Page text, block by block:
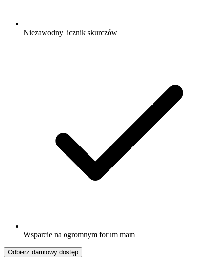
Niezawodny licznik skurczów
Wsparcie na ogromnym forum mam
Odbierz darmowy dostęp